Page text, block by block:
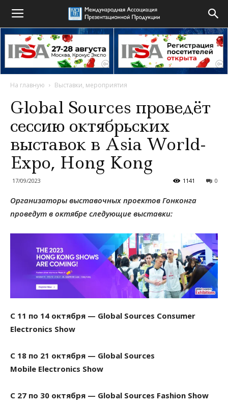
На главную Выставки, мероприятия
Global Sources проведёт
сессию октябрьских
выставок в Asia World-
Expo, Hong Kong
17/09/2023 0
1141
Организаторы выставочных проектов Гонконга
проведут в октябре следующие выставки:
C 11 по 14 октября — Global Sources Consumer
Electronics Show
С 18 по 21 октября — Global Sources
Mobile Electronics Show
C 27 по 30 октября — Global Sources Fashion Show